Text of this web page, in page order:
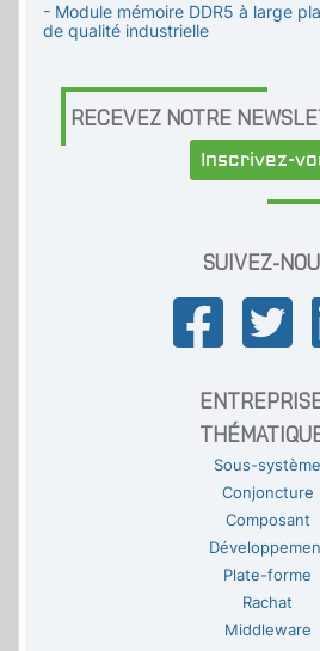
- Module mémoire DDR5 à large
de qualité industrielle
RECEVEZ NOTRE
Inscrivez-
SUIVEZ-
Sous-système
Conjoncture
Composant
Plate-forme
Rachat
Middleware